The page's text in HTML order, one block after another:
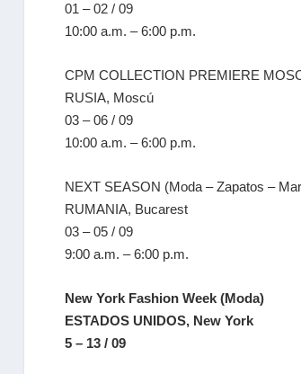
01 – 02 / 09
10:00 a.m. – 6:00 p.m.
CPM COLLECTION PREMIERE
RUSIA, Moscú
03 – 06 / 09
10:00 a.m. – 6:00 p.m.
NEXT SEASON (Moda – Zapatos –
RUMANIA, Bucarest
03 – 05 / 09
9:00 a.m. – 6:00 p.m.
New York Fashion Week (Moda)
ESTADOS UNIDOS, New York
5 – 13 / 09